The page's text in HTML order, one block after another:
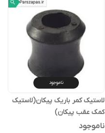
ناموجود
لاستیک کمر باریک پیکان(لاستیک
کمک عقب پیکان)
ناموجود